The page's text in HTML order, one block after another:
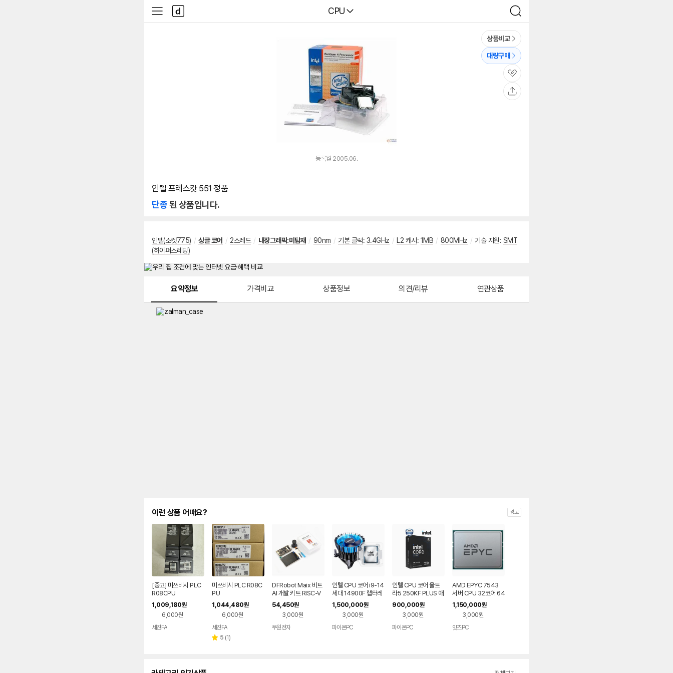
다나와
CPU
검
색
사
이
다
나
와
상품비교
대량구매
관
심
등록월 2005.06.
인텔 프레스캇 551 정품
단종된 상품입니다.
인텔(소켓775) / 싱글 코어 / 2스레드 / 내장그래픽:미탑재 / 90nm / 기본 클럭: 3.4GHz / L2 캐시 : 1MB / 800MHz / 기술 지원: SMT
(하이퍼스레딩)
요약정보 가격비교 상품정보 의견/리뷰 연관상품
이런 상품 어때요? 광고
[중고] 미쓰비시 PLC
R08CPU
1,009,180원
6,000원
세진FA
미쓰비시 PLC R08C
PU
1,044,480원
6,000원
세진FA
별 5 리
(1)
DFRobot Maix 비트
AI 개발 키트 RISC-V
K210 IoT (KIT0155)
54,450원
3,000원
무원전자
인텔 CPU 코어 i9-14
세대 14900F 랩터레
이크 리프레시 (벌크
+동판쿨러RH1)
1,500,000원
3,000원
파이온PC
인텔 CPU 코어 울트
라5 250KF PLUS 애
로우레이크 리프레시
정품
900,000원
3,000원
파이온PC
AMD EPYC 7543
서버 CPU 32코어 64
스레드
1,150,000원
3,000원
잇츠PC